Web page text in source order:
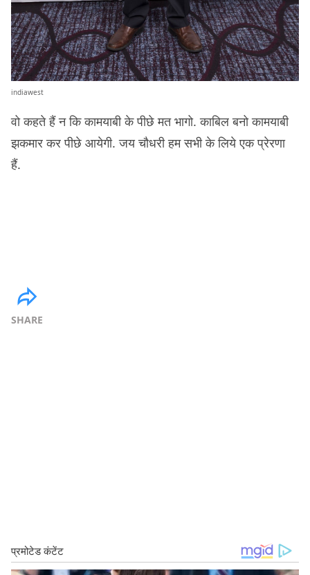
indiawest
वो कहते हैं न कि कामयाबी के पीछे मत भागो. काबिल बनो कामयाबी
झकमार कर पीछे आयेगी. जय चौधरी हम सभी के लिये एक प्रेरणा
हैं.
SHARE